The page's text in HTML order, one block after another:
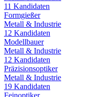
11 Kandidaten
Formgießer
Metall & Industrie
12 Kandidaten
Modellbauer
Metall & Industrie
12 Kandidaten
Präzisionsoptiker
Metall & Industrie
19 Kandidaten
Feinoptiker